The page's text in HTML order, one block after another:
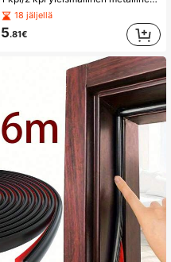
18 jäljellä
5.81€